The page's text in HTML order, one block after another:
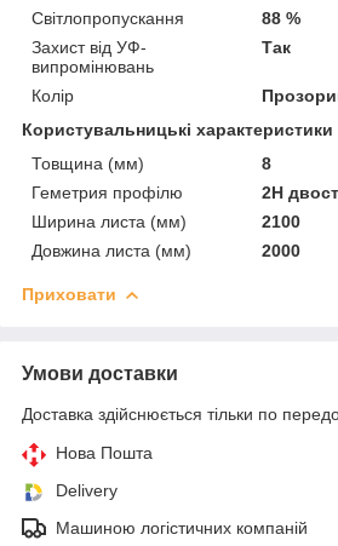
Світлопропускання
88 %
Захист від УФ-
випромінювань
Так
Колір
Користувальницькі характеристики
Товщина (мм)
8
Геметрия профілю
2Н
Ширина листа (мм)
2100
Довжина листа (мм)
2000
Приховати
Умови доставки
Доставка здійснюється тільки по
Нова Пошта
Delivery
Машиною логістичних компаній